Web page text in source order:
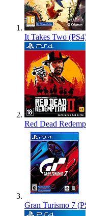
It Takes Two
Red Dead
Gran Turismo 7